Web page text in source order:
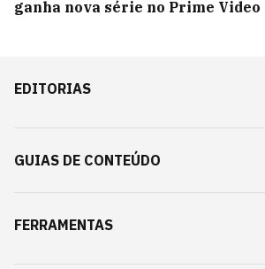
ganha nova série no Prime Video
EDITORIAS
GUIAS DE CONTEÚDO
FERRAMENTAS